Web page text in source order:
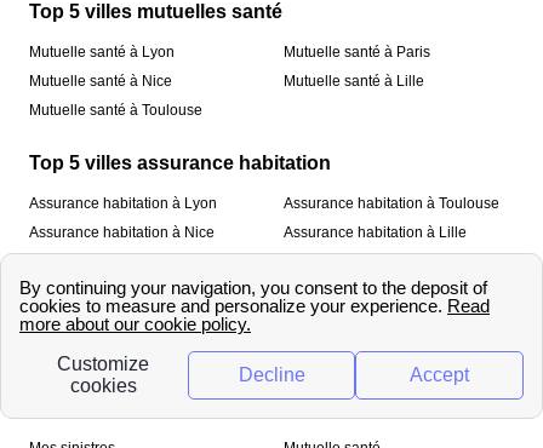
Top 5 villes mutuelles santé
Mutuelle santé à Lyon
Mutuelle santé à Nice
Mutuelle santé à Toulouse
Mutuelle santé à Paris
Mutuelle santé à Lille
Top 5 villes assurance habitation
Assurance habitation à Lyon
Assurance habitation à Nice
Assurance habitation à Toulouse
Assurance habitation à Lille
À propos
Qui sommes-nous ? Mentions légales